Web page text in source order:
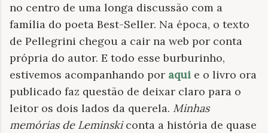
no centro de uma longa discussão com a
família do poeta Best-Seller. Na época, o texto
de Pellegrini chegou a cair na web por conta
própria do autor. E todo esse burburinho,
estivemos acompanhando por aqui e o livro ora
publicado faz questão de deixar claro para o
leitor os dois lados da querela. Minhas
memórias de Leminskiconta a história de quase